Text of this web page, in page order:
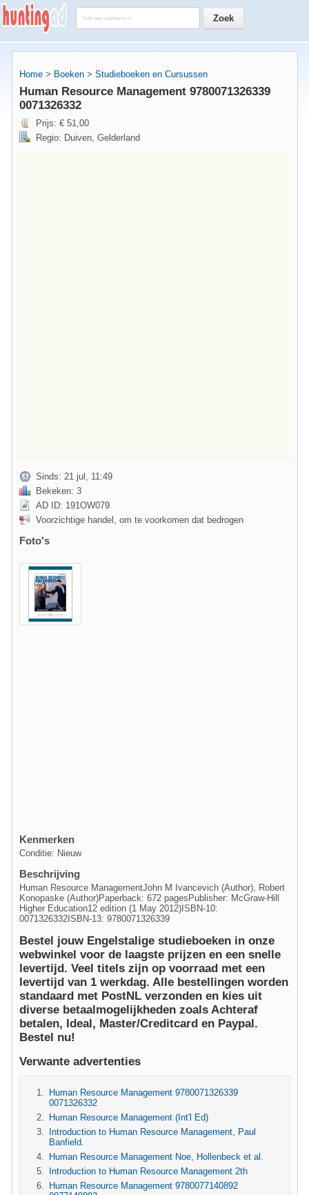
Home > Boeken > Studieboeken en Cursussen
Human Resource Management 9780071326339
0071326332
Prijs: € 51,00
Regio: Duiven, Gelderland
Sinds: 21 jul, 11:49
Bekeken: 3
AD ID: 191OW079
Voorzichtige handel, om te voorkomen dat bedrogen
Foto's
Kenmerken
Conditie: Nieuw
Beschrijving
Human Resource ManagementJohn M Ivancevich (Author), Robert
Konopaske (Author)Paperback: 672 pagesPublisher: McGraw-Hill
Higher Education12 edition (1 May 2012)ISBN-10:
0071326332ISBN-13: 9780071326339
Bestel jouw Engelstalige studieboeken in onze
webwinkel voor de laagste prijzen en een snelle
levertijd. Veel titels zijn op voorraad met een
levertijd van 1 werkdag. Alle bestellingen worden
standaard met PostNL verzonden en kies uit
diverse betaalmogelijkheden zoals Achteraf
betalen, Ideal, Master/Creditcard en Paypal.
Bestel nu!
Verwante advertenties
Human Resource Management 9780071326339
0071326332
Human Resource Management (Int'l Ed)
Introduction to Human Resource Management, Paul
Banfield.
Human Resource Management Noe, Hollenbeck et al.
Introduction to Human Resource Management 2th
Human Resource Management 9780077140892